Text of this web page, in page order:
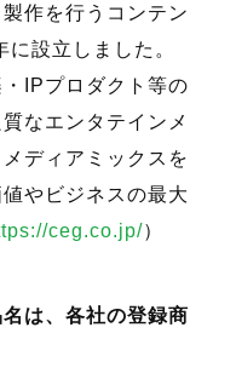
作を行うコンテン
に設立しました。
IPプロダクト等の
なエンタテインメ
ディアミックスを
やビジネスの最大
ceg.co.jp/）
は、各社の登録商